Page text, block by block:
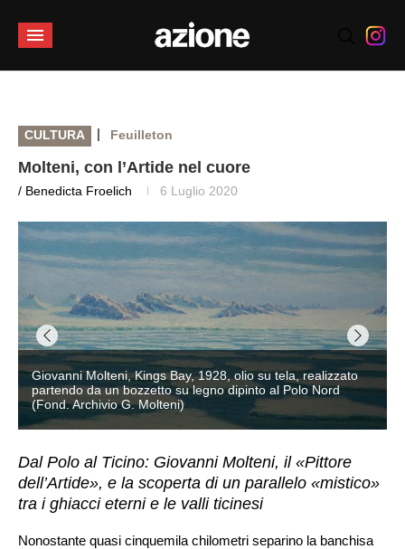
CULTURA | Feuilleton
Molteni, con l’Artide nel cuore
/ Benedicta Froelich 6 Luglio 2020
Giovanni Molteni, Kings Bay, 1928, olio su tela, realizzato
partendo da un bozzetto su legno dipinto al Polo Nord
(Fond. Archivio G. Molteni)
Dal Polo al Ticino: Giovanni Molteni, il «Pittore
dell’Artide», e la scoperta di un parallelo «mistico»
tra i ghiacci eterni e le valli ticinesi
Nonostante quasi cinquemila chilometri separino la banchisa